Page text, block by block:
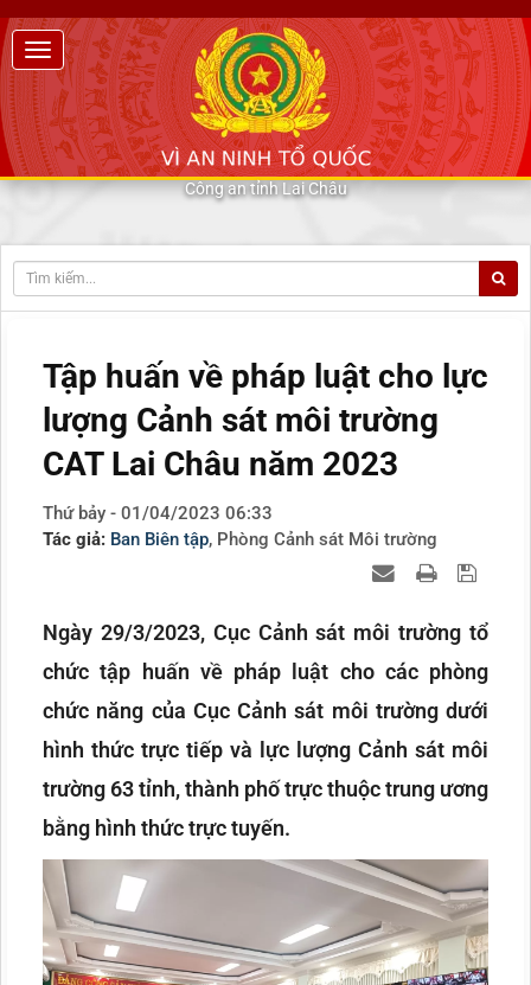
Công an tỉnh Lai Châu
Tập huấn về pháp luật cho lực
lượng Cảnh sát môi trường
CAT Lai Châu năm 2023
Thứ bảy - 01/04/2023 06:33
Tác giả: Ban Biên tập, Phòng Cảnh sát Môi trường
Ngày 29/3/2023, Cục Cảnh sát môi trường tổ
chức tập huấn về pháp luật cho các phòng
chức năng của Cục Cảnh sát môi trường dưới
hình thức trực tiếp và lực lượng Cảnh sát môi
trường 63 tỉnh, thành phố trực thuộc trung ương
bằng hình thức trực tuyến.